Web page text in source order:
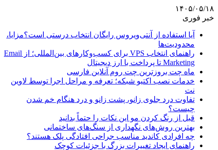
۱۴۰۵/۰۵/۱۸
خبر فوری
آیا استفاده از آنتی‌ویروس رایگان انتخاب درستی است؟مزایا،
محدودیت‌ها
راهنمای انتخاب VPS برای کسب‌وکارهای بین‌المللی؛ از Email
Marketing تا پرداخت با ارز دیجیتال
ماه چت بروزترین چت روم آنلاین فارسی
خدمات نصب اکتیو شبکه؛ تعرفه و مراحل اجرا توسط لاوین
نت
تفاوت درد جلوی زانو، پشت زانو و درد هنگام خم شدن
چیست؟
قبل از رنگ کردن مو این نکات را حتماً بدانید
بهترین روش‌های نگهداری از سنگ‌های ساختمانی
چه افرادی کاندید مناسب جراحی افتادگی پلک هستند؟
راهنمای ایجاد تغییرات بزرگ با جزئیات کوچک